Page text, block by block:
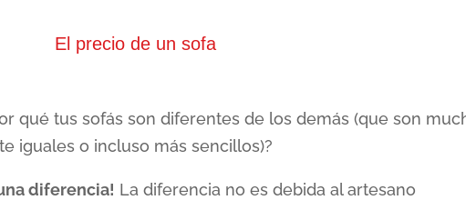
El precio de un sofa
qué tus sofás son diferentes de los demás (que son
iguales o incluso más sencillos)?
diferencia! La diferencia no es debida al artesano